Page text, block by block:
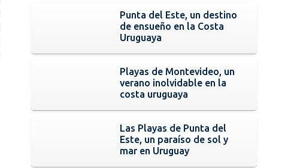
Punta del Este, un destino
de ensueño en la Costa
Uruguaya
Playas de Montevideo, un
verano inolvidable en la
costa uruguaya
Las Playas de Punta del
Este, un paraíso de sol y
mar en Uruguay